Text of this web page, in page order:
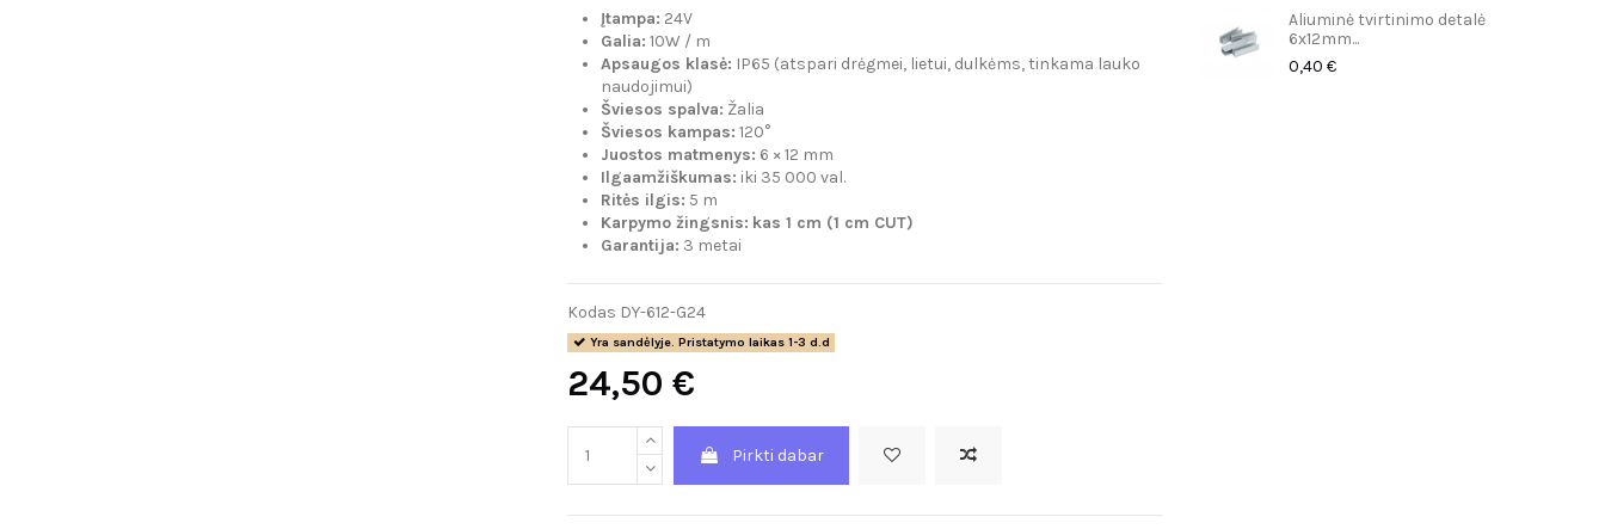
Įtampa: 24V
Galia: 10W / m
Apsaugos klasė: IP65 (atspari drėgmei, lietui, dulkėms, tinkama lauko
naudojimui)
Šviesos spalva: Žalia
Šviesos kampas: 120°
Juostos matmenys: 6 × 12 mm
Ilgaamžiškumas: iki 35 000 val.
Ritės ilgis: 5 m
Karpymo žingsnis: kas 1 cm (1 cm CUT)
Garantija: 3 metai
Kodas DY-612-G24
Yra sandėlyje. Pristatymo laikas 1-3 d.d
24,50 €
Pirkti dabar
Aliuminė tvirtinimo detalė
6x12mm...
0,40 €